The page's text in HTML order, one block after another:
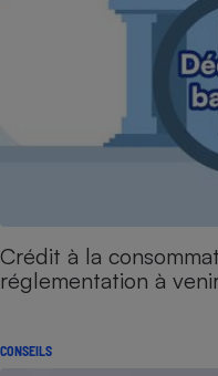
Crédit à la
réglementation à
CONSEILS